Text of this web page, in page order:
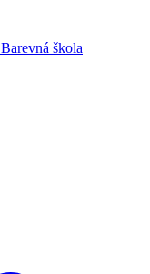
Barevná škola